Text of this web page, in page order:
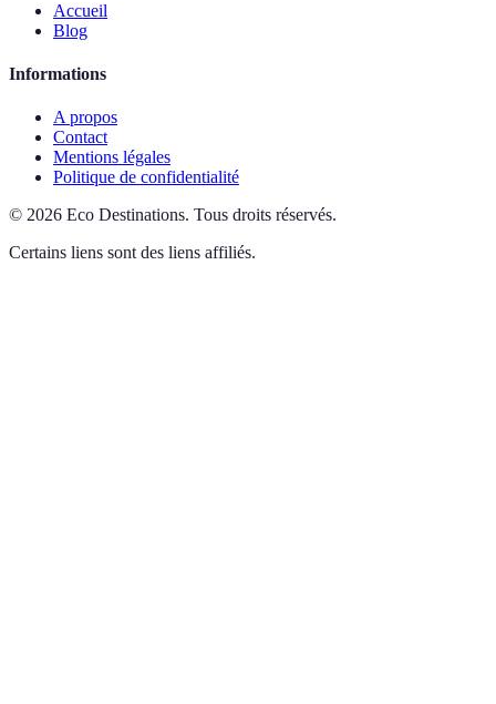
Accueil
Blog
Informations
A propos
Contact
Mentions légales
Politique de confidentialité
© 2026 Eco Destinations. Tous droits réservés.
Certains liens sont des liens affiliés.